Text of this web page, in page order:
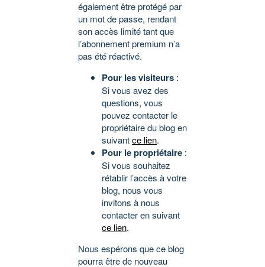
également être protégé par
un mot de passe, rendant
son accès limité tant que
l’abonnement premium n’a
pas été réactivé.
Pour les visiteurs :
Si vous avez des
questions, vous
pouvez contacter le
propriétaire du blog en
suivantce lien.
Pour le propriétaire :
Si vous souhaitez
rétablir l’accès à votre
blog, nous vous
invitons à nous
contacter en suivant
ce lien.
Nous espérons que ce blog
pourra être de nouveau